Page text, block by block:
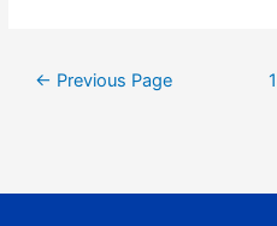
← Previous Page 1